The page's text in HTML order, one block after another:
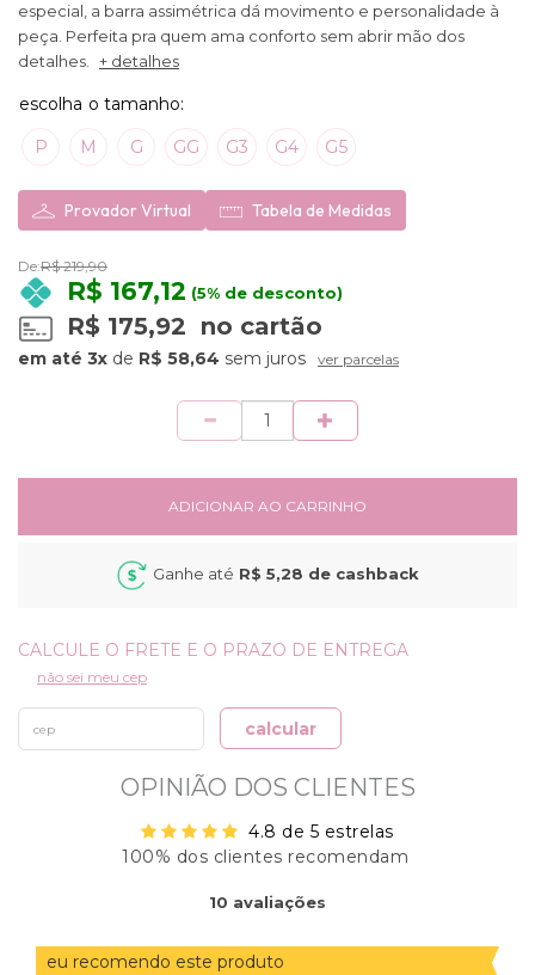
especial, a barra assimétrica dá movimento e personalidade à
peça. Perfeita pra quem ama conforto sem abrir mão dos
detalhes.
+ detalhes
P M G GG G3 G4 G5
Provador Virtual Tabela de Medidas
De:R$ 219,90
R$ 167,12 (5% de desconto)
R$ 175,92 no cartão
3x de R$ 58,64 sem juros ver parcelas
ADICIONAR AO CARRINHO
Ganhe até R$ 5,28 de cashback
não sei meu cep
calcular
OPINIÃO DOS CLIENTES
4.8 de 5 estrelas
100% dos clientes recomendam
10 avaliações
eu recomendo este produto